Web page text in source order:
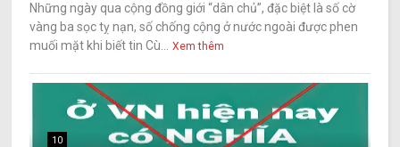
Những ngày qua cộng đồng giới “dân chủ”, đặc biệt là số cờ
vàng ba sọc tỵ nạn, số chống cộng ở nước ngoài được phen
muối mặt khi biết tin Cù...
Xem thêm
10